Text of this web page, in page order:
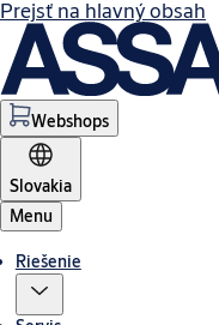
Prejsť na hlavný obsah
Webshops
Slovakia
Menu
Riešenie